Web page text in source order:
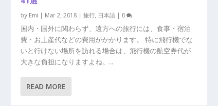
by Emi | Mar 2, 2018 |旅行, 日本語 | 0
国内・国外に関わらず、遠方への旅行には、食事・宿泊
費・お土産代などの費用がかかります。 特に飛行機でな
いと行けない場所を訪れる場合は、飛行機の航空券代が
大きな負担になりますよね。...
READ MORE